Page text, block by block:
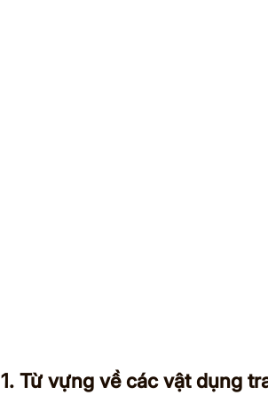
1. Từ vựng về các vật dụng